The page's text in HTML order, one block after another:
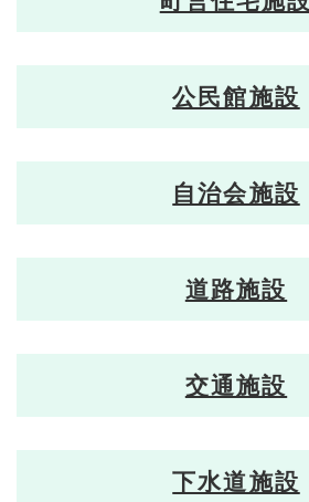
公民館施設
自治会施設
道路施設
交通施設
下水道施設